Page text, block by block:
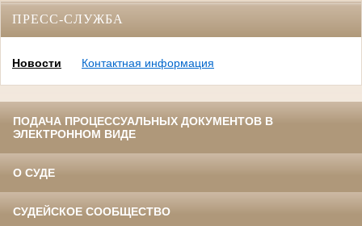
ПРЕСС-СЛУЖБА
Новости Контактная информация
ПОДАЧА ПРОЦЕССУАЛЬНЫХ ДОКУМЕНТОВ В
ЭЛЕКТРОННОМ ВИДЕ
О СУДЕ
СУДЕЙСКОЕ СООБЩЕСТВО